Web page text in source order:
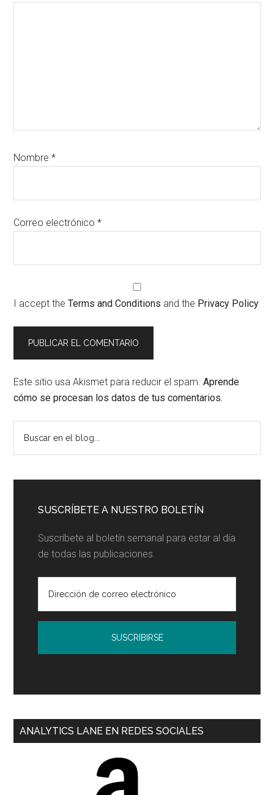
Nombre*
Correo electrónico*
I accept theTerms and Conditions and the Privacy Policy
Este sitio usa Akismet para reducir el spam.Aprende
cómo se procesan los datos de tus comentarios.
Barra
lateral
principal
SUSCRÍBETE A NUESTRO BOLETÍN
Suscríbete al boletín semanal para estar al día
de todas las publicaciones.
ANALYTICS LANE EN REDES SOCIALES